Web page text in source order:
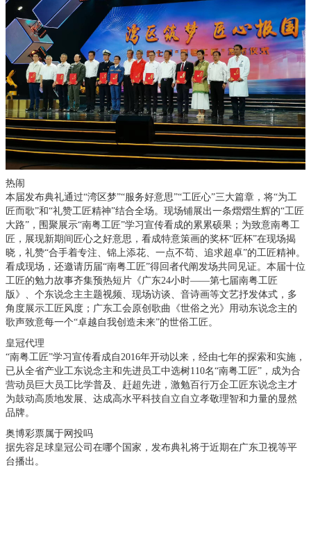
热闹
本届发布典礼通过“湾区梦”“服务好意思”“工匠心”三大篇章，将“为工
匠而歌”和“礼赞工匠精神”结合全场。现场铺展出一条熠熠生辉的“工匠
大路”，围聚展示“南粤工匠”学习宣传看成的累累硕果；为致意南粤工
匠，展现新期间匠心之好意思，看成特意策画的奖杯“匠杯”在现场揭
晓，礼赞“合手着专注、锦上添花、一点不苟、追求超卓”的工匠精神。
看成现场，还邀请历届“南粤工匠”得回者代阐发场共同见证。本届十位
工匠的勉力故事齐集预热短片《广东24小时——第七届南粤工匠
版》、个东说念主主题视频、现场访谈、音诗画等文艺抒发体式，多
角度展示工匠风度；广东工会原创歌曲《世俗之光》用动东说念主的
歌声致意每一个“卓越自我创造未来”的世俗工匠。
皇冠代理
“南粤工匠”学习宣传看成自2016年开动以来，经由七年的探索和实施，
已从全省产业工东说念主和先进员工中选树110名“南粤工匠”，成为合
营动员巨大员工比学普及、赶超先进，激勉百行万企工匠东说念主才
为鼓动高质地发展、达成高水平科技自立自立孝敬理智和力量的显然
品牌。
奥博彩票属于网投吗
据先容足球皇冠公司在哪个国家，发布典礼将于近期在广东卫视等平
台播出。